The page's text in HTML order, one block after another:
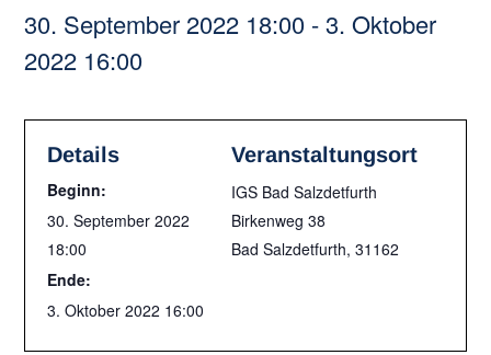
30. September 2022 18:00 -3. Oktober
2022 16:00
Details
Beginn:
30. September 2022
18:00
Ende:
3. Oktober 2022 16:00
Veranstaltungsort
IGS Bad Salzdetfurth
Birkenweg 38
Bad Salzdetfurth, 31162